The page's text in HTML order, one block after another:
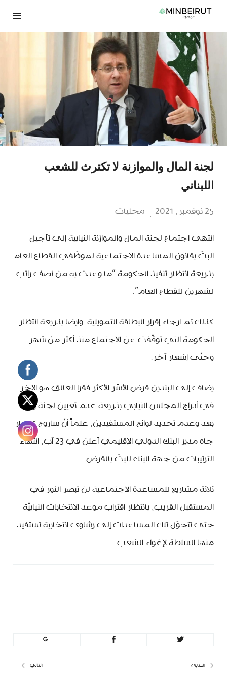
انتقل
المحتوى
لجنة المال والموازنة لا تكترث للشعب
اللبناني
25 نوفمبر، 2021 محليات
انتهى اجتماع لجنة المال والموازنة النيابية إلى تأجيل
البتّ بقانون المساعدة الاجتماعية لموظّفي القطاع العام
بذريعة انتظار تنفيذ الحكومة “ما وعدت به من نصف راتب
لشهرين للقطاع العام”.
كذلك تم ارجاء إقرار البطاقة التمويلية وايضاً بذريعة انتظار
الحكومة التي توقّفت عن الاجتماع منذ أكثر من شهر
وحتّى إشعار آخر.
يضاف إلى البندين قرض الأسَر الأكثر فقراً العالق هو الآخر
في أدراج المجلس النيابي بذريعة عدم تعيين لجنة رقابة
بعد وعدم تحديد لوائح المستفيدين، علماً أنّ ساروج كومار
جاه مدير البنك الدولي الإقليمي أعلن في 23 آب، انتهاء
الترتيبات من جهة البنك للبتّ بالقرض.
ثلاثة مشاريع للمساعدة الاجتماعية لن تبصر النور في
المستقبل القريب، بانتظار اقتراب موعد الانتخابات النيابيّة
حتى تتحوّل تلك المساعدات إلى رشاوى انتخابية تستفيد
منها السلطة لإغواء الشعب.
تصفّح
السابق التالي